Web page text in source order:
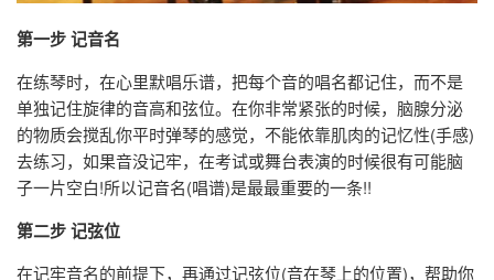
第一步 记音名
在练琴时，在心里默唱乐谱，把每个音的唱名都记住，而不是
单独记住旋律的音高和弦位。在你非常紧张的时候，脑腺分泌
的物质会搅乱你平时弹琴的感觉，不能依靠肌肉的记忆性(手感)
去练习，如果音没记牢，在考试或舞台表演的时候很有可能脑
子一片空白!所以记音名(唱谱)是最最重要的一条!!
第二步 记弦位
在记牢音名的前提下，再通过记弦位(音在琴上的位置)，帮助你